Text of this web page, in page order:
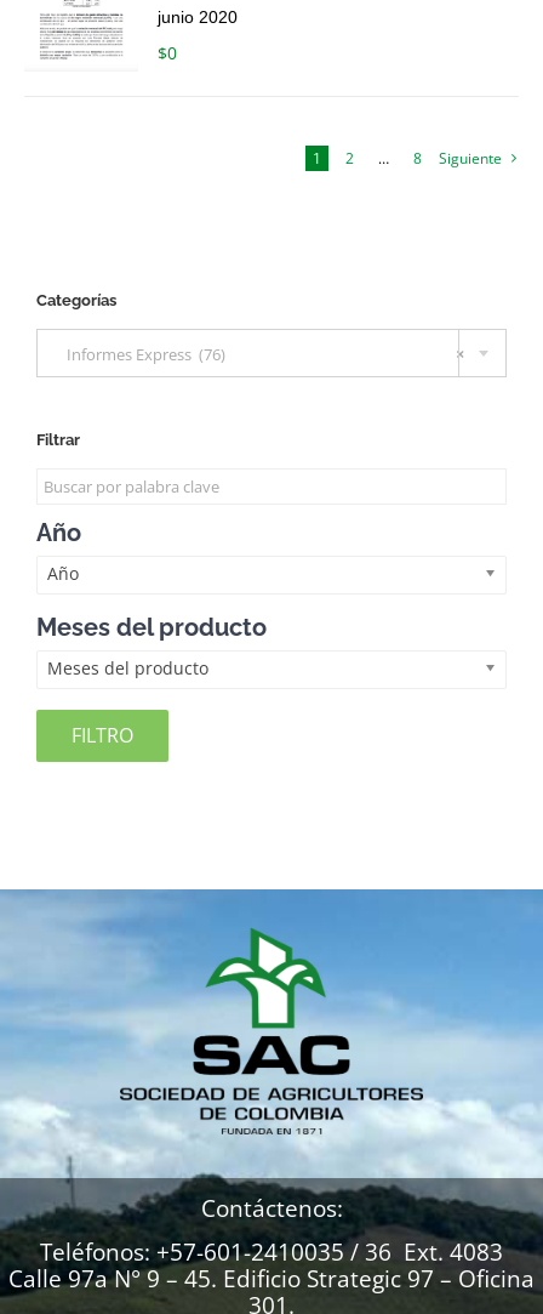
junio 2020
$0
1 2 … 8 Siguiente
Categorías
×
Informes Express (76)
Filtrar
Año
Año
Meses del producto
Meses del producto
FILTRO
Contáctenos:
Teléfonos: +57-601-2410035 / 36 Ext. 4083
Calle 97a N° 9 – 45. Edificio Strategic 97 – Oficina
301.